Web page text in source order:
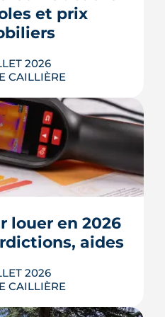
note grimpe vite.
pour r...
et prix
2026
CAILLIÈRE
transports,
au m2 : le guide
louer en 2026
aides
2026
CAILLIÈRE